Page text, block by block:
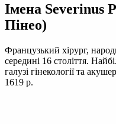
Імена Severinus
Пінео)
Французький хірург,
середині 16 століття.
галузі гінекології та
1619 р.